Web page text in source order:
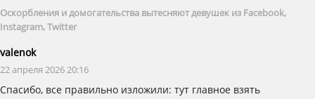
Оскорбления и домогательства вытесняют девушек из Facebook,
Instagram, Twitter
valenok
22 апреля 2026 20:16
Спасибо, все правильно изложили: тут главное взять